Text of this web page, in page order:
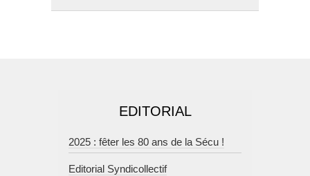
EDITORIAL
2025 : fêter les 80 ans de la Sécu !
Editorial Syndicollectif